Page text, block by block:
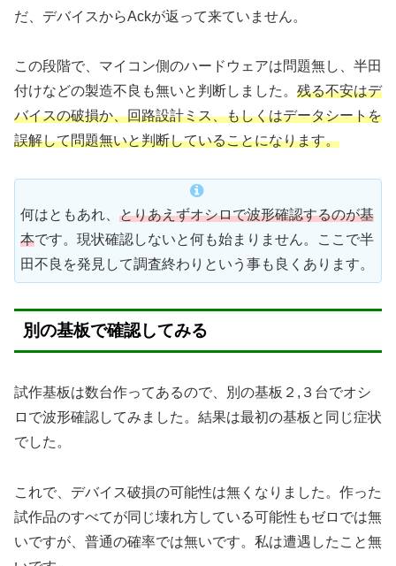
だ、デバイスからAckが返って来ていません。
この段階で、マイコン側のハードウェアは問題無し、半田
付けなどの製造不良も無いと判断しました。 残る不安はデ
バイスの破損か、回路設計ミス、もしくはデータシートを
誤解して問題無いと判断していることになります。
何はともあれ、 とりあえずオシロで波形確認するのが基
本です。現状確認しないと何も始まりません。ここで半
田不良を発見して調査終わりという事も良くあります。
別の基板で確認してみる
試作基板は数台作ってあるので、別の基板２,３台でオシ
ロで波形確認してみました。結果は最初の基板と同じ症状
でした。
これで、デバイス破損の可能性は無くなりました。作った
試作品のすべてが同じ壊れ方している可能性もゼロでは無
いですが、普通の確率では無いです。私は遭遇したこと無